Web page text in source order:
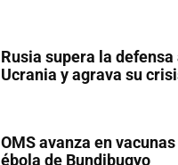
Rusia supera la defensa
Ucrania y agrava su
OMS avanza en
ébola de Bundibugyo